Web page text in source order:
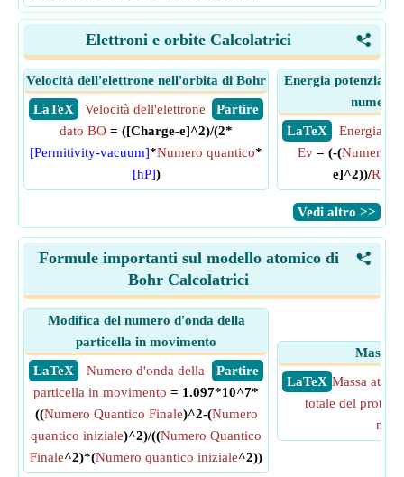
<
Elettroni e orbite Calcolatrici
Velocità dell'elettrone nell'orbita di Bohr
​ LaTeX
​ Partire
Velocità dell'elettrone
dato BO = ([Charge-e]^2)/(2*
[Permitivity-vacuum]*Numero quantico*
[hP])
Energia potenziale
numero
​ LaTeX
Energia
Ev = (-(Numero
e]^2))/
​Vedi altro >>
<
Formule importanti sul modello atomico di
Bohr Calcolatrici
Modifica del numero d'onda della
particella in movimento
​ LaTeX
​ Partire
Numero d'onda della
particella in movimento = 1.097*10^7*
((Numero Quantico Finale)^2-(Numero
quantico iniziale)^2)/((Numero Quantico
Finale^2)*(Numero quantico iniziale^2))
Massa
​ LaTeX Massa
totale del protone